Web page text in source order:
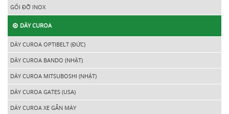
GỐI ĐỠ INOX
DÂY CUROA
DÂY CUROA OPTIBELT (ĐỨC)
DÂY CUROA BANDO (NHẬT)
DÂY CUROA MITSUBOSHI (NHẬT)
DÂY CUROA GATES (USA)
DÂY CUROA XE GẮN MÁY